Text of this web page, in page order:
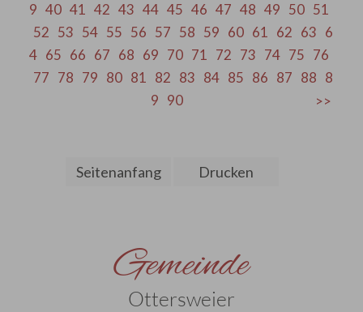
9 40 41 42 43 44 45 46 47 48 49 50 51
52 53 54 55 56 57 58 59 60 61 62 63 6
4 65 66 67 68 69 70 71 72 73 74 75 76
77 78 79 80 81 82 83 84 85 86 87 88 8
9 90
Seitenanfang Drucken
Gemeinde
Ottersweier